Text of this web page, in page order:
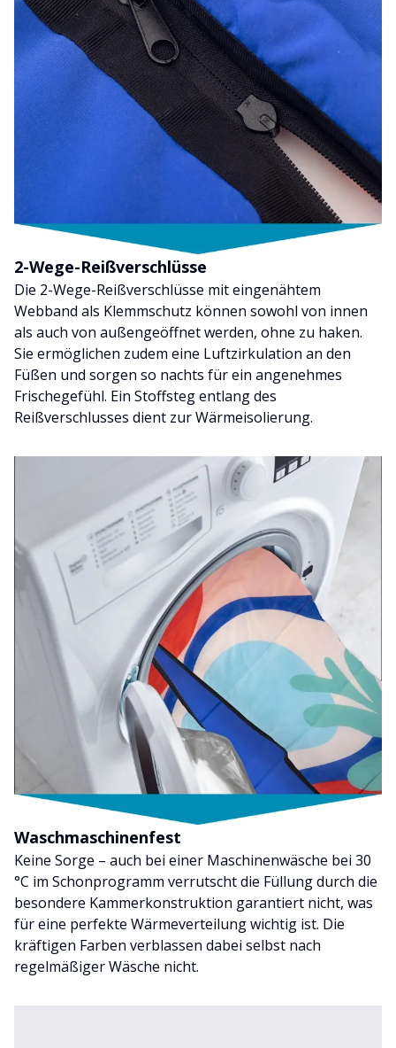
2-Wege-Reißverschlüsse
Die 2-Wege-Reißverschlüsse mit eingenähtem
Webband als Klemmschutz können sowohl von innen
als auch von außengeöffnet werden, ohne zu haken.
Sie ermöglichen zudem eine Luftzirkulation an den
Füßen und sorgen so nachts für ein angenehmes
Frischegefühl. Ein Stoffsteg entlang des
Reißverschlusses dient zur Wärmeisolierung.
Waschmaschinenfest
Keine Sorge – auch bei einer Maschinenwäsche bei 30
°C im Schonprogramm verrutscht die Füllung durch die
besondere Kammerkonstruktion garantiert nicht, was
für eine perfekte Wärmeverteilung wichtig ist. Die
kräftigen Farben verblassen dabei selbst nach
regelmäßiger Wäsche nicht.